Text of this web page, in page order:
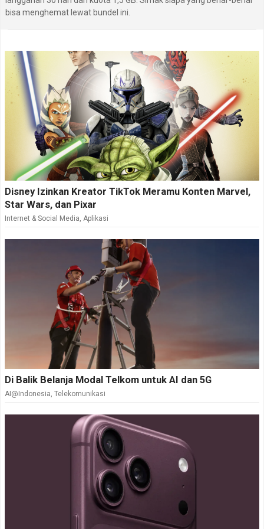
mengikuti daftar lengkap hp Asus terbaru. lainnya
bisa menghemat lewat bundel ini.
Disney Izinkan Kreator TikTok Meramu Konten Marvel,
Star Wars, dan Pixar
Internet & Social Media, Aplikasi
Di Balik Belanja Modal Telkom untuk AI dan 5G
AI@Indonesia, Telekomunikasi